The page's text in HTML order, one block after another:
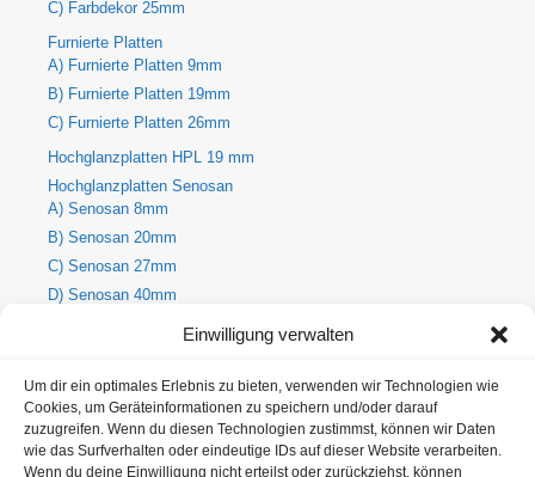
Einwilligung verwalten
Um dir ein optimales Erlebnis zu bieten, verwenden wir Technologien wie
Cookies, um Geräteinformationen zu speichern und/oder darauf
zuzugreifen. Wenn du diesen Technologien zustimmst, können wir Daten
wie das Surfverhalten oder eindeutige IDs auf dieser Website verarbeiten.
Wenn du deine Einwilligung nicht erteilst oder zurückziehst, können
C) Farbdekor 25mm
Furnierte Platten
A) Furnierte Platten 9mm
B) Furnierte Platten 19mm
C) Furnierte Platten 26mm
Hochglanzplatten HPL 19 mm
Hochglanzplatten Senosan
A) Senosan 8mm
B) Senosan 20mm
C) Senosan 27mm
D) Senosan 40mm
A) Holz-Dekorplatte 8mm
B) Holz-Dekorplatte 19mm
C) Holz-Dekorplatte 25mm
Metallic Hochglanzplatten Senosan